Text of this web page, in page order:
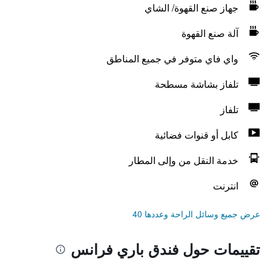
جهاز صنع القهوة/ الشاي
آلة صنع القهوة
واي فاي متوفر في جميع المناطق
تلفاز بشاشة مسطحة
تلفاز
كابل أو قنوات فضائية
خدمة النقل من وإلى المطار
انترنت
عرض جميع وسائل الراحة وعددها 40
تقييمات حول فندق باري فرانس